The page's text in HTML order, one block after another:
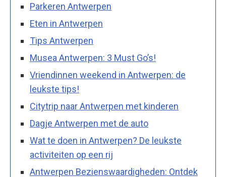
Parkeren Antwerpen
Eten in Antwerpen
Tips Antwerpen
Musea Antwerpen: 3 Must Go’s!
Vriendinnen weekend in Antwerpen: de
leukste tips!
Citytrip naar Antwerpen met kinderen
Dagje Antwerpen met de auto
Wat te doen in Antwerpen? De leukste
activiteiten op een rij
Antwerpen Bezienswaardigheden: Ontdek